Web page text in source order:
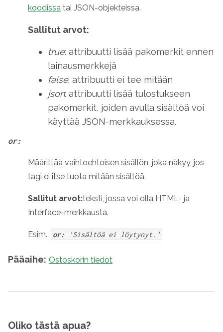
koodissa tai JSON-objekteissa.
Sallitut arvot:
true: attribuutti lisää pakomerkit ennen
lainausmerkkejä
false: attribuutti ei tee mitään
json: attribuutti lisää tulostukseen
pakomerkit, joiden avulla sisältöä voi
käyttää JSON-merkkauksessa.
or:
Määrittää vaihtoehtoisen sisällön, joka näkyy, jos
tagi ei itse tuota mitään sisältöä.
Sallitut arvot:teksti, jossa voi olla HTML- ja
Interface-merkkausta.
Esim. or: 'Sisältöä ei löytynyt.'
Pääaihe: Ostoskorin tiedot
Oliko tästä apua?